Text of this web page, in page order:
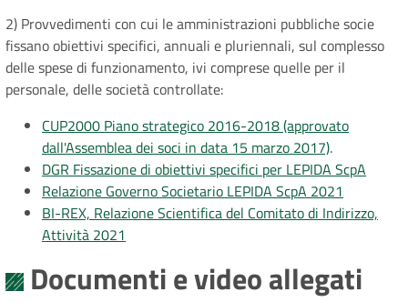
2) Provvedimenti con cui le amministrazioni pubbliche socie
fissano obiettivi specifici, annuali e pluriennali, sul complesso
delle spese di funzionamento, ivi comprese quelle per il
personale, delle società controllate:
CUP2000 Piano strategico 2016-2018 (approvato
dall'Assemblea dei soci in data 15 marzo 2017).
DGR Fissazione di obiettivi specifici per LEPIDA ScpA
Relazione Governo Societario LEPIDA ScpA 2021
BI-REX, Relazione Scientifica del Comitato di Indirizzo,
Attività 2021
Documenti e video allegati